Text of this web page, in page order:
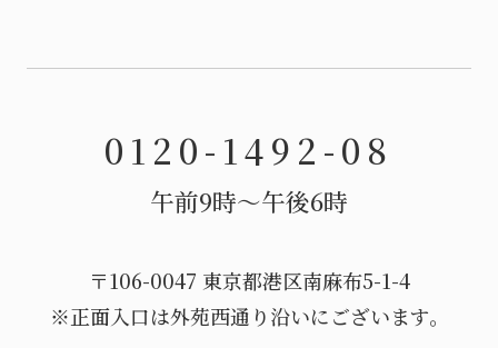
0120-1492-08
午前9時〜午後6時
〒106-0047 東京都港区南麻布5-1-4
※正面入口は外苑西通り沿いにございます。